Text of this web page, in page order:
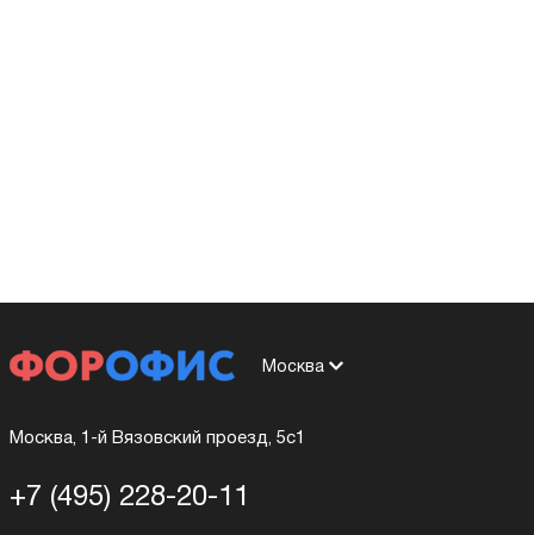
Москва
Москва, 1-й Вязовский проезд, 5с1
+7 (495) 228-20-11